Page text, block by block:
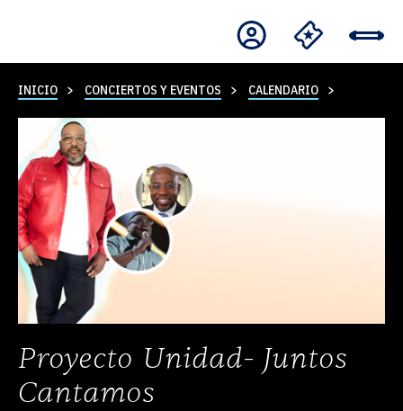
INICIO CONCIERTOS Y EVENTOS CALENDARIO
Proyecto Unidad- Juntos
Cantamos